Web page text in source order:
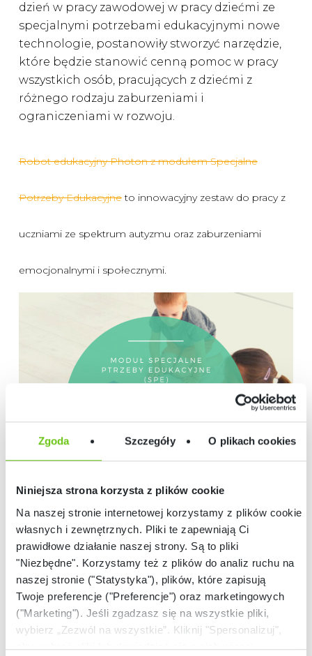
Zgoda Szczegóły O plikach cookies
Niniejsza strona korzysta z plików cookie
Na naszej stronie internetowej korzystamy z plików cookie:
własnych i zewnętrznych. Pliki te zapewniają Ci
prawidłowe działanie naszej strony. Są to pliki
"Niezbędne". Korzystamy też z plików do analiz ruchu na
naszej stronie ("Statystyka"), plików, które zapisują
Twoje preferencje ("Preferencje") oraz marketingowych
("Marketing"). Jeśli zgadzasz się na wszystkie pliki,
wybierz „Zezwól na wszystkie”. Kliknij "Spersonalizuj",
aby wybrać pliki lub dowiedzieć się o nich więcej.
dzień w pracy zawodowej w pracy dziećmi ze
specjalnymi potrzebami edukacyjnymi nowe
technologie, postanowiły stworzyć narzędzie,
które będzie stanowić cenną pomoc w pracy
wszystkich osób, pracujących z dziećmi z
różnego rodzaju zaburzeniami i
ograniczeniami w rozwoju.
Robot edukacyjny Photon z modułem Specjalne
Potrzeby Edukacyjneto innowacyjny zestaw do pracy z
uczniami ze spektrum autyzmu oraz zaburzeniami
emocjonalnymi i społecznymi.
Zestaw składa się z robota edukacyjnego
Photon wraz z 50-cioma ćwiczeniami
przeznaczonymi do zajęć terapii
pedagogicznej oraz zajęć rewalidacyjnych z
dziećmi.